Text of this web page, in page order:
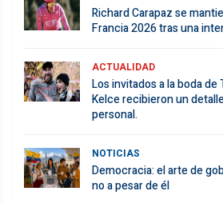
Richard Carapaz se
Francia 2026 tras una
ACTUALIDAD
Los invitados a la boda
Kelce recibieron un
personal.
NOTICIAS
Democracia: el arte de
no a pesar de él